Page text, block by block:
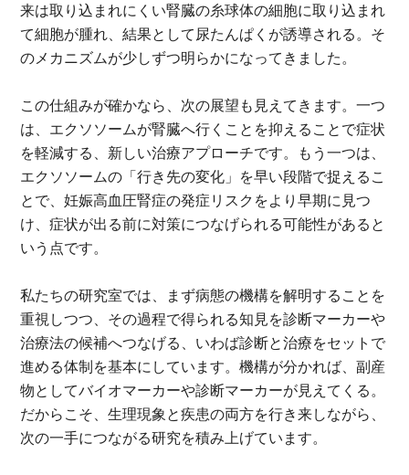
来は取り込まれにくい腎臓の糸球体の細胞に取り込まれ
て細胞が腫れ、結果として尿たんぱくが誘導される。そ
のメカニズムが少しずつ明らかになってきました。
この仕組みが確かなら、次の展望も見えてきます。一つ
は、エクソソームが腎臓へ行くことを抑えることで症状
を軽減する、新しい治療アプローチです。もう一つは、
エクソソームの「行き先の変化」を早い段階で捉えるこ
とで、妊娠高血圧腎症の発症リスクをより早期に見つ
け、症状が出る前に対策につなげられる可能性があると
いう点です。
私たちの研究室では、まず病態の機構を解明することを
重視しつつ、その過程で得られる知見を診断マーカーや
治療法の候補へつなげる、いわば診断と治療をセットで
進める体制を基本にしています。機構が分かれば、副産
物としてバイオマーカーや診断マーカーが見えてくる。
だからこそ、生理現象と疾患の両方を行き来しながら、
次の一手につながる研究を積み上げています。